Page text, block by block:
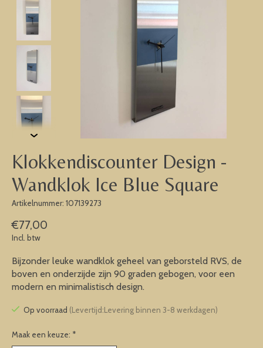
Klokkendiscounter Design -
Wandklok Ice Blue Square
Artikelnummer: 107139273
€77,00
Incl. btw
Bijzonder leuke wandklok geheel van geborsteld RVS, de
boven en onderzijde zijn 90 graden gebogen, voor een
modern en minimalistisch design.
Op voorraad (Levertijd:Levering binnen 3-8 werkdagen)
Maak een keuze: *